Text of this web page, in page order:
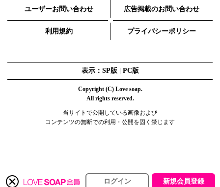
ユーザーお問い合わせ 広告掲載のお問い合わせ
利用規約 プライバシーポリシー
表示：SP版 | PC版
Copyright (C) Love soap.
All rights reserved.
当サイトで公開している画像および
コンテンツの無断での利用・公開を固く禁じます
ログイン 新規会員登録